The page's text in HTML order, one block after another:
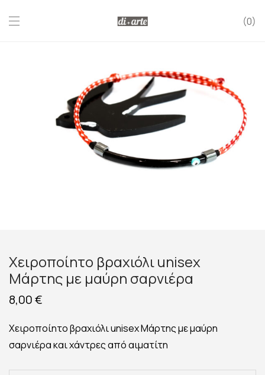
0
Χειροποίητο βραχιόλι unisex
Μάρτης με μαύρη σαρνιέρα
8,00€
Χειροποίητο βραχιόλι unisex Μάρτης με μαύρη
σαρνιέρα και χάντρες από αιματίτη